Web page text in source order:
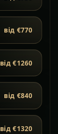
від €770
від €1260
від €840
від €1320